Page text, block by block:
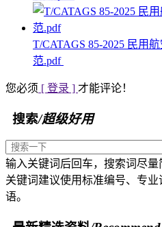
T/CATAGS 85-2025 民用
范.pdf
您必须 [ 登录 ] 才能评论！
搜索/超级好用
输入关键词后回车，搜索词尽量
关键词建议使用标准编号、专
语。